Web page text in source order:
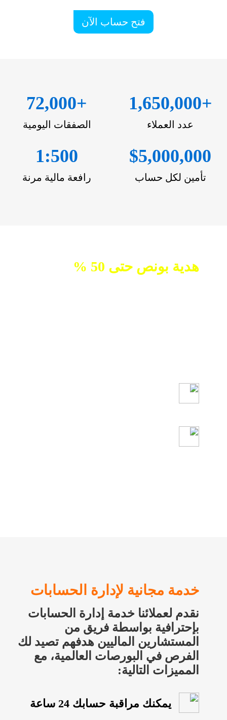
فتح حساب الآن
+
1,650,000
عدد العملاء
+
72,000
الصفقات اليومية
$5,000,000
تأمين لكل حساب
1:500
رافعة مالية مرنة
هدية بونص حتى 50 %
خدمة مجانية لإدارة الحسابات
نقدم لعملائنا خدمة إدارة الحسابات
بإحترافية بواسطة فريق من
المستشارين الماليين هدفهم تصيد لك
الفرص في البورصات العالمية، مع
المميزات التالية:
يمكنك مراقبة حسابك 24 ساعة